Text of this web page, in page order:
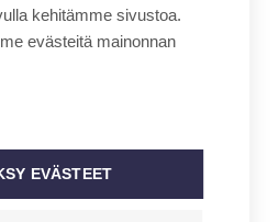
tapahtuma tänä
lauantaina
kehitämme sivustoa.
evästeitä mainonnan
EVÄSTEET